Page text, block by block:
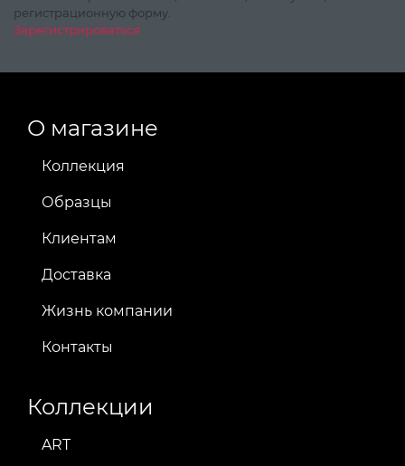
регистрационную форму.
Зарегистрироваться
О магазине
Коллекция
Образцы
Клиентам
Доставка
Жизнь компании
Контакты
Коллекции
ART